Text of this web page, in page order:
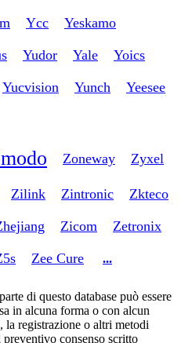
Ycc Yeskamo
Yudor Yale Yoics
Yucvision Yunch Yeesee
Zoneway Zyxel
Zilink Zintronic Zkteco
Zicom Zetronix
Zee Cure ...
di questo database può essere
in alcuna forma o con alcun
la registrazione o altri metodi
consenso scritto